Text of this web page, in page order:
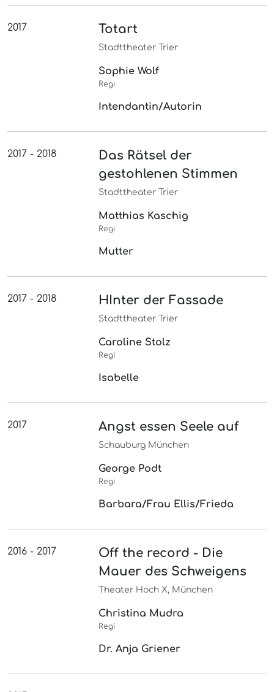
2017 Totart
Stadttheater Trier
Sophie Wolf
Regi
Intendantin/Autorin
2017 - 2018
Das Rätsel der
gestohlenen Stimmen
Stadttheater Trier
Matthias Kaschig
Regi
Mutter
2017 - 2018 HInter der Fassade
Stadttheater Trier
Caroline Stolz
Regi
Isabelle
2017 Angst essen Seele auf
Schauburg München
George Podt
Regi
Barbara/Frau Ellis/Frieda
2016 - 2017
Off the record - Die
Mauer des Schweigens
Theater Hoch X, München
Christina Mudra
Regi
Dr. Anja Griener